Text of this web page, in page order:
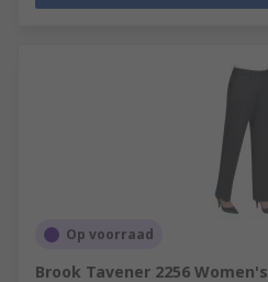
Op voorraad
Brook Tavener 2256